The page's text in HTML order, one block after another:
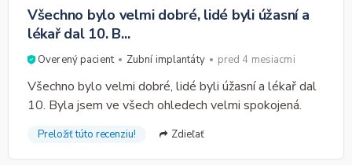
Všechno bylo velmi dobré, lidé byli úžasní a
lékař dal 10. B...
Overený pacient Zubní implantáty pred 4 mesiacmi
Všechno bylo velmi dobré, lidé byli úžasní a lékař dal
10. Byla jsem ve všech ohledech velmi spokojená.
Preložiť túto recenziu! Zdieľať